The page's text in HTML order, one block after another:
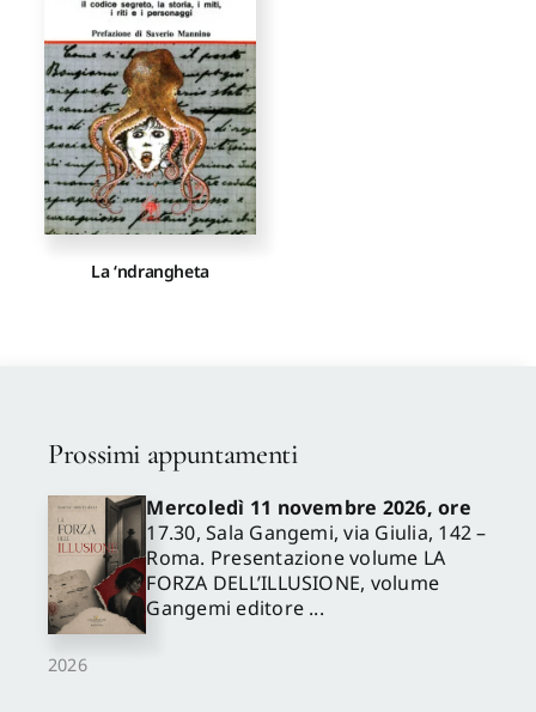
Proposte di pubblicazione
Gangemi Editore
Newsletter
La ‘ndrangheta
Prossimi appuntamenti
2026
Mercoledì 11 novembre 2026, ore
17.30, Sala Gangemi, via Giulia, 142 –
Roma. Presentazione volume LA
FORZA DELL’ILLUSIONE, volume
Gangemi editore ...